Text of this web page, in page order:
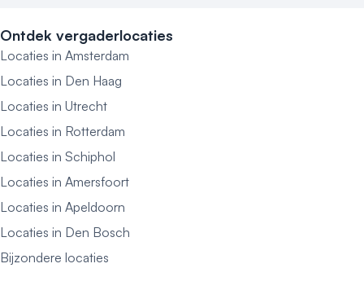
Ontdek vergaderlocaties
Locaties in Amsterdam
Locaties in Den Haag
Locaties in Utrecht
Locaties in Rotterdam
Locaties in Schiphol
Locaties in Amersfoort
Locaties in Apeldoorn
Locaties in Den Bosch
Bijzondere locaties